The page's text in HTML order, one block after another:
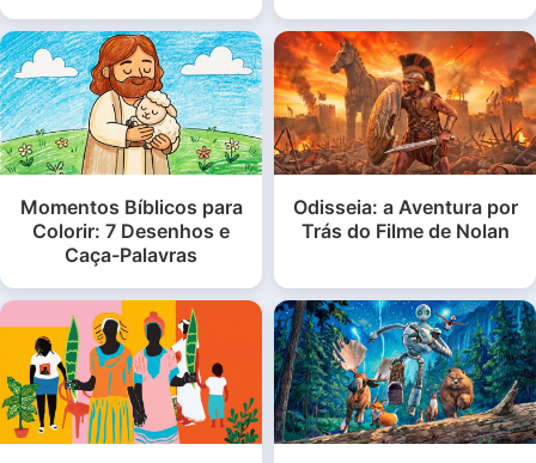
Momentos Bíblicos para
Colorir: 7 Desenhos e
Caça-Palavras
Odisseia: a Aventura por
Trás do Filme de Nolan